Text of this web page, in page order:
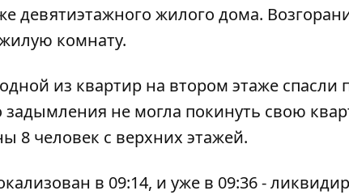
девятиэтажного жилого дома.
комнату.
из квартир на втором этаже спасли
не могла покинуть свою
8 человек с верхних этажей.
в 09:14, и уже в 09:36 -